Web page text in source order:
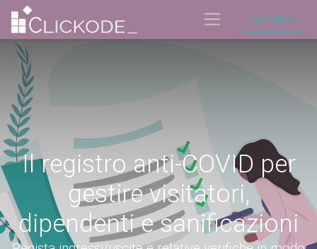
Contattaci
Il registro anti-COVID per
gestire visitatori,
dipendenti e sanificazioni